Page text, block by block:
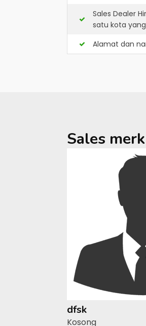
Sales Dealer
satu kota
Alamat dan
Sales
dfsk
Kosong